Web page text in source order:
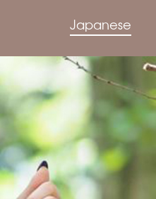
Japanese